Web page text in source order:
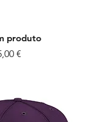
produto
€